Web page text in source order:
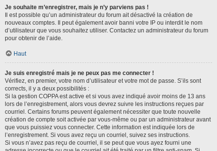
Je souhaite m’enregistrer, mais je n’y parviens pas !
Il est possible qu’un administrateur du forum ait désactivé la création de
nouveaux comptes. Il peut également avoir banni votre IP ou interdit le nom
d’utilisateur que vous souhaitez utiliser. Contactez un administrateur du forum
pour obtenir de l’aide.
Haut
Je suis enregistré mais je ne peux pas me connecter !
Vérifiez, en premier, votre nom d’utilisateur et votre mot de passe. S’ils sont
corrects, il y a deux possibilités :
Si la gestion COPPA est active et si vous avez indiqué avoir moins de 13 ans
lors de l’enregistrement, alors vous devrez suivre les instructions reçues par
courriel. Certains forums peuvent également nécessiter que toute nouvelle
création de compte soit activée par vous-même ou par un administrateur avant
que vous puissiez vous connecter. Cette information est indiquée lors de
l’enregistrement. Si vous avez reçu un courriel, suivez ses instructions.
Si vous n’avez pas reçu de courriel, il se peut que vous ayez fourni une